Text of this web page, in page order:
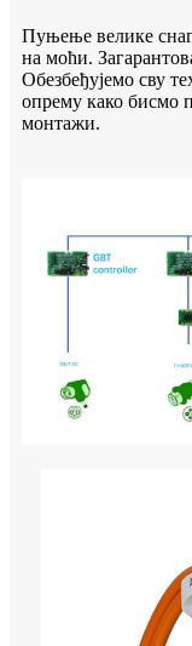
Пуњење велике
на моћи.
Обезбеђујемо сву
опрему како бисмо
монтажи.